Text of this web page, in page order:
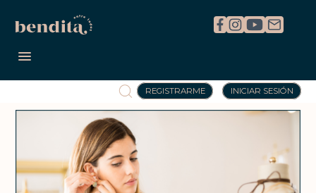
REGISTRARME INICIAR SESIÓN